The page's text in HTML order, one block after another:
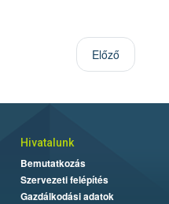
Előző
Hivatalunk
Bemutatkozás
Szervezeti felépítés
Gazdálkodási adatok